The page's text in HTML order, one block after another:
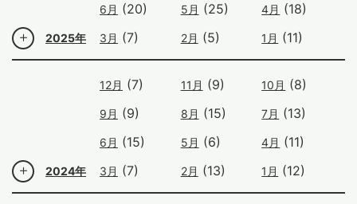
2025年
6月 (20) 5月 (25) 4月 (18)
3月 (7) 2月 (5) 1月 (11)
2024年
12月 (7) 11月 (9) 10月 (8)
9月 (9) 8月 (15) 7月 (13)
6月 (15) 5月 (6) 4月 (11)
3月 (7) 2月 (13) 1月 (12)